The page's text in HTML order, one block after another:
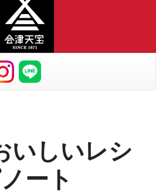
いしいレシ
ート